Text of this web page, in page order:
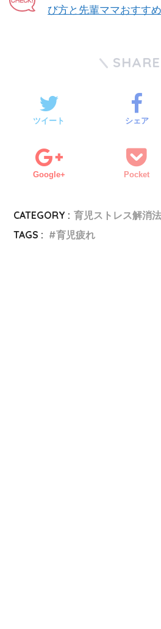
び方と先輩ママおすす
SHARE
ツイート シェア
Google+ Pocket
CATEGORY : 育児ストレス解消法
TAGS :
育児疲れ